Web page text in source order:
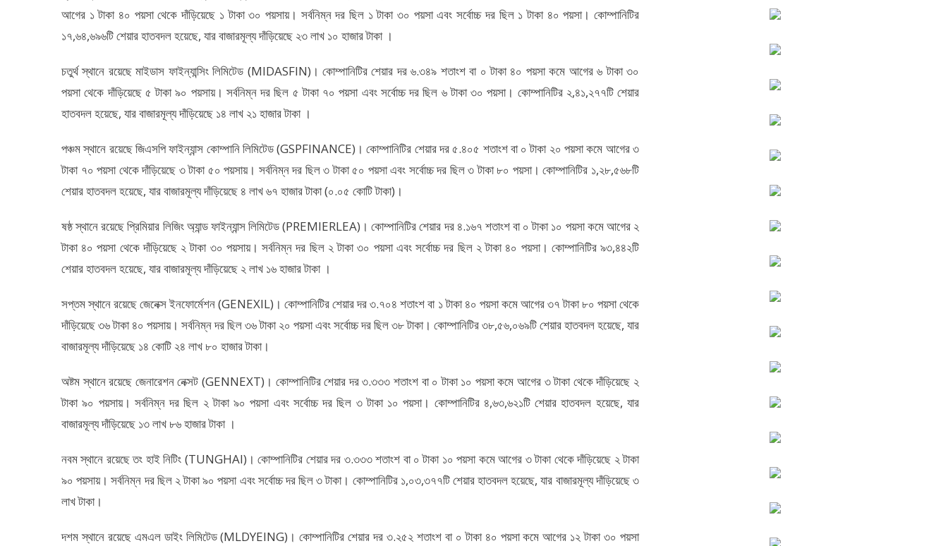
আগের ১ টাকা ৪০ পয়সা থেকে দাঁড়িয়েছে ১ টাকা ৩০ পয়সায়। সর্বনিম্ন দর ছিল ১ টাকা ৩০ পয়সা এবং সর্বোচ্চ দর ছিল ১ টাকা ৪০ পয়সা। কোম্পানিটির
১৭,৬৪,৬৯৬টি শেয়ার হাতবদল হয়েছে, যার বাজারমূল্য দাঁড়িয়েছে ২৩ লাখ ১০ হাজার টাকা ।
চতুর্থ স্থানে রয়েছে মাইডাস ফাইন্যান্সিং লিমিটেড (MIDASFIN)। কোম্পানিটির শেয়ার দর ৬.৩৪৯ শতাংশ বা ০ টাকা ৪০ পয়সা কমে আগের ৬ টাকা ৩০
পয়সা থেকে দাঁড়িয়েছে ৫ টাকা ৯০ পয়সায়। সর্বনিম্ন দর ছিল ৫ টাকা ৭০ পয়সা এবং সর্বোচ্চ দর ছিল ৬ টাকা ৩০ পয়সা। কোম্পানিটির ২,৪১,২৭৭টি শেয়ার
হাতবদল হয়েছে, যার বাজারমূল্য দাঁড়িয়েছে ১৪ লাখ ২১ হাজার টাকা ।
পঞ্চম স্থানে রয়েছে জিএসপি ফাইন্যান্স কোম্পানি লিমিটেড (GSPFINANCE)। কোম্পানিটির শেয়ার দর ৫.৪০৫ শতাংশ বা ০ টাকা ২০ পয়সা কমে আগের ৩
টাকা ৭০ পয়সা থেকে দাঁড়িয়েছে ৩ টাকা ৫০ পয়সায়। সর্বনিম্ন দর ছিল ৩ টাকা ৫০ পয়সা এবং সর্বোচ্চ দর ছিল ৩ টাকা ৮০ পয়সা। কোম্পানিটির ১,২৮,৫৬৮টি
শেয়ার হাতবদল হয়েছে, যার বাজারমূল্য দাঁড়িয়েছে ৪ লাখ ৬৭ হাজার টাকা (০.০৫ কোটি টাকা)।
ষষ্ঠ স্থানে রয়েছে প্রিমিয়ার লিজিং অ্যান্ড ফাইন্যান্স লিমিটেড (PREMIERLEA)। কোম্পানিটির শেয়ার দর ৪.১৬৭ শতাংশ বা ০ টাকা ১০ পয়সা কমে আগের ২
টাকা ৪০ পয়সা থেকে দাঁড়িয়েছে ২ টাকা ৩০ পয়সায়। সর্বনিম্ন দর ছিল ২ টাকা ৩০ পয়সা এবং সর্বোচ্চ দর ছিল ২ টাকা ৪০ পয়সা। কোম্পানিটির ৯৩,৪৪২টি
শেয়ার হাতবদল হয়েছে, যার বাজারমূল্য দাঁড়িয়েছে ২ লাখ ১৬ হাজার টাকা ।
সপ্তম স্থানে রয়েছে জেনেক্স ইনফোর্মেশন (GENEXIL)। কোম্পানিটির শেয়ার দর ৩.৭০৪ শতাংশ বা ১ টাকা ৪০ পয়সা কমে আগের ৩৭ টাকা ৮০ পয়সা থেকে
দাঁড়িয়েছে ৩৬ টাকা ৪০ পয়সায়। সর্বনিম্ন দর ছিল ৩৬ টাকা ২০ পয়সা এবং সর্বোচ্চ দর ছিল ৩৮ টাকা। কোম্পানিটির ৩৮,৫৬,০৬৯টি শেয়ার হাতবদল হয়েছে, যার
বাজারমূল্য দাঁড়িয়েছে ১৪ কোটি ২৪ লাখ ৮০ হাজার টাকা।
অষ্টম স্থানে রয়েছে জেনারেশন নেক্সট (GENNEXT)। কোম্পানিটির শেয়ার দর ৩.৩৩৩ শতাংশ বা ০ টাকা ১০ পয়সা কমে আগের ৩ টাকা থেকে দাঁড়িয়েছে ২
টাকা ৯০ পয়সায়। সর্বনিম্ন দর ছিল ২ টাকা ৯০ পয়সা এবং সর্বোচ্চ দর ছিল ৩ টাকা ১০ পয়সা। কোম্পানিটির ৪,৬৩,৬২১টি শেয়ার হাতবদল হয়েছে, যার
বাজারমূল্য দাঁড়িয়েছে ১৩ লাখ ৮৬ হাজার টাকা ।
নবম স্থানে রয়েছে তং হাই নিটিং (TUNGHAI)। কোম্পানিটির শেয়ার দর ৩.৩৩৩ শতাংশ বা ০ টাকা ১০ পয়সা কমে আগের ৩ টাকা থেকে দাঁড়িয়েছে ২ টাকা
৯০ পয়সায়। সর্বনিম্ন দর ছিল ২ টাকা ৯০ পয়সা এবং সর্বোচ্চ দর ছিল ৩ টাকা। কোম্পানিটির ১,০৩,৩৭৭টি শেয়ার হাতবদল হয়েছে, যার বাজারমূল্য দাঁড়িয়েছে ৩
লাখ টাকা।
দশম স্থানে রয়েছে এমএল ডাইং লিমিটেড (MLDYEING)। কোম্পানিটির শেয়ার দর ৩.২৫২ শতাংশ বা ০ টাকা ৪০ পয়সা কমে আগের ১২ টাকা ৩০ পয়সা